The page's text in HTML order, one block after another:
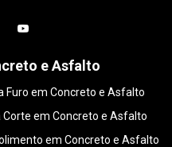
e Asfalto
Furo em Concreto e Asfalto
em Concreto e Asfalto
em Concreto e Asfalto